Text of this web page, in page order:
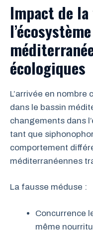
Impact de
écologiques
L’arrivée en
dans le bassin
changements dans
tant que
comportement
méditerranéennes
La fausse méduse :
Concurrence
même